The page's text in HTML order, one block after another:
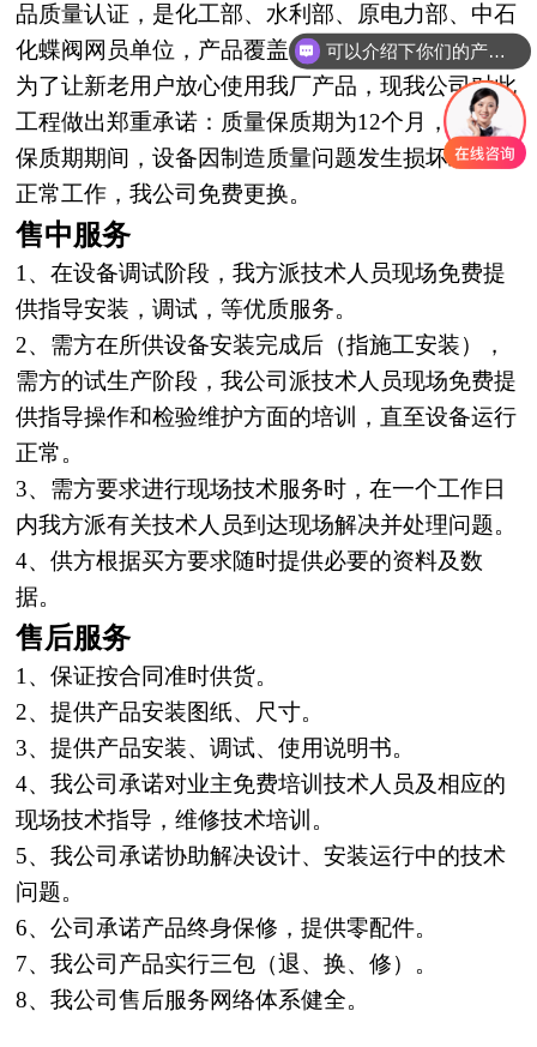
品质量认证，是化工部、水利部、原电力部、中石
化蝶阀网员单位，产品覆盖全国，远销世界各地，
为了让新老用户放心使用我厂产品，现我公司对此
工程做出郑重承诺 ： 质量保质期为12个月，在质量
保质期期间，设备因制造质量问题发生损坏或不能
正常工作，我公司免费更换。
售中服务
1、在设备调试阶段，我方派技术人员现场免费提
供指导安装，调试，等优质服务。
2、需方在所供设备安装完成后（指施工安装），
需方的试生产阶段，我公司派技术人 员现场免费提
供指导操作和检验维护方面的培训，直至设备运行
正常。
3、需方要求进行现场技术服务时，在一个工作日
内我方派有关技术人员到达现场解决并处理问题。
4、供方根据买方要求随时提供必要的资料及数
据。
售后服务
1、保证按合同准时供货。
2、提供产品安装图纸、尺寸。
3、提供产品安装、调试、使用说明书。
4、我公司承诺对业主免费培训技术人员及相应的
现场技术指导，维修技术培训。
5、我公司承诺协助解决设计、安装运行中的技术
问题。
6、公司承诺产品终身保修，提供零配件。
7、我公司产品实行三包（退、换、修）。
8、我公司售后服务网络体系健全。
可以介绍下你们的产品么？